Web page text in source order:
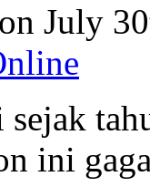
on July
ini